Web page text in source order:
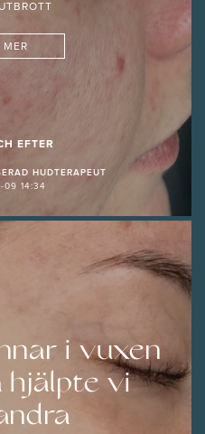
MER
EFTER
HUDTERAPEUT
09 14:34
i vuxen
hjälpte vi